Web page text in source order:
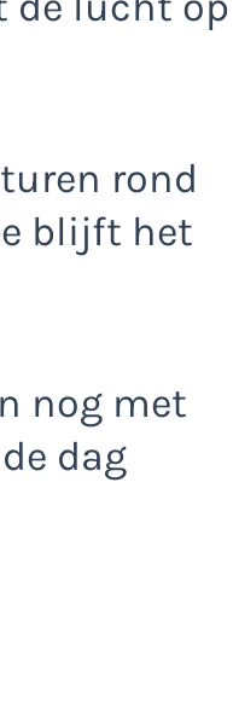
rond
blijft het
nog met
dag